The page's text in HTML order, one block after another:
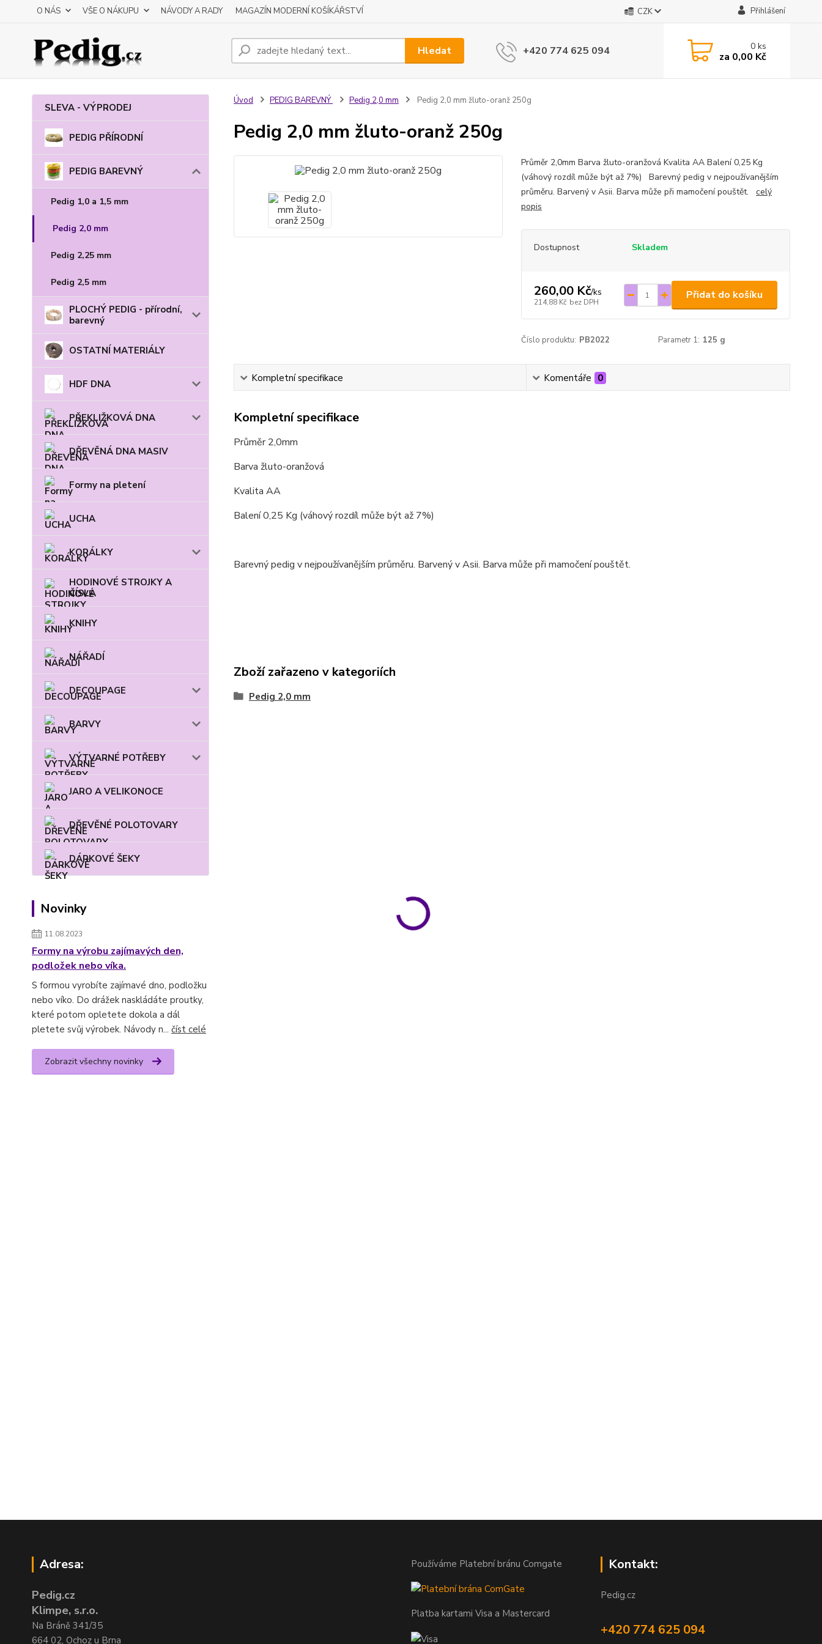
O NÁS VŠE O NÁKUPU NÁVODY A RADY MAGAZÍN MODERNÍ KOŠÍKÁŘSTVÍ CZK Přihlášení
Hledat +420 774 625 094 0ks
za 0,00 Kč
SLEVA - VÝPRODEJ
PEDIG PŘÍRODNÍ
PEDIG BAREVNÝ
Pedig 1,0 a 1,5 mm
Pedig 2,0 mm
Pedig 2,25 mm
Pedig 2,5 mm
PLOCHÝ PEDIG - přírodní,
barevný
OSTATNÍ MATERIÁLY
HDF DNA
PŘEKLIŽKOVÁ DNA
DŘEVĚNÁ DNA MASIV
Formy na pletení
UCHA
KORÁLKY
HODINOVÉ STROJKY A
ČÍSLA
KNIHY
NÁŘADÍ
DECOUPAGE
BARVY
VÝTVARNÉ POTŘEBY
JARO A VELIKONOCE
DŘEVĚNÉ POLOTOVARY
DÁRKOVÉ ŠEKY
Novinky
11.08.2023
Formy na výrobu zajímavých den,
podložek nebo víka.
S formou vyrobíte zajímavé dno, podložku
nebo víko. Do drážek naskládáte proutky,
které potom opletete dokola a dál
pletete svůj výrobek. Návody n... číst celé
Zobrazit všechny novinky
Úvod PEDIG BAREVNÝ Pedig 2,0 mm Pedig 2,0 mm žluto-oranž 250g
Pedig 2,0 mm žluto-oranž 250g
Průměr 2,0mm Barva žluto-oranžová Kvalita AA Balení 0,25 Kg
(váhový rozdíl může být až 7%) Barevný pedig v nejpoužívanějším
průměru. Barvený v Asii. Barva může při mamočení pouštět. celý
popis
Dostupnost Skladem
260,00 Kč/ks
214,88 Kč bez DPH
Přidat do košíku
Číslo produktu: PB2022 Parametr 1: 125 g
Kompletní specifikace Komentáře 0
Kompletní specifikace
Průměr 2,0mm
Barva žluto-oranžová
Kvalita AA
Balení 0,25 Kg (váhový rozdíl může být až 7%)
Barevný pedig v nejpoužívanějším průměru. Barvený v Asii. Barva může při mamočení pouštět.
Zboží zařazeno v kategoriích
Pedig 2,0 mm
Adresa:
Pedig.cz
Klimpe, s.r.o.
Na Bráně 341/35
664 02, Ochoz u Brna
Používáme Platební bránu Comgate
Platba kartami Visa a Mastercard
Kontakt:
Pedig.cz
+420 774 625 094